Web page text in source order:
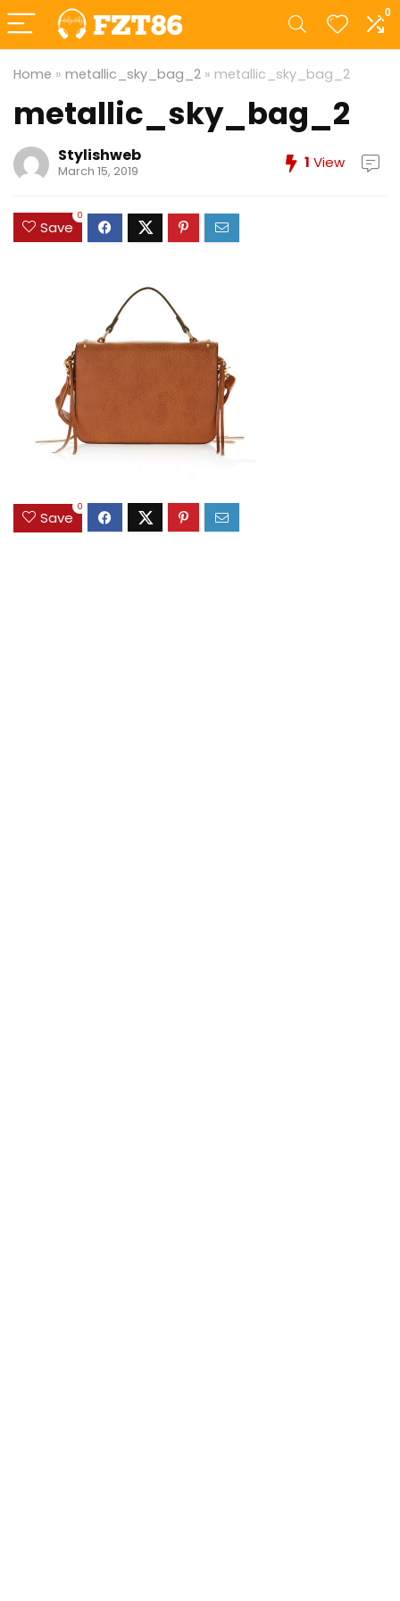
0
Home » metallic_sky_bag_2 » metallic_sky_bag_2
metallic_sky_bag_2
Stylishweb
March 15, 2019 1 View
Save
0
Save
0